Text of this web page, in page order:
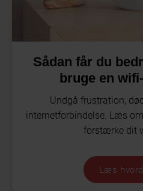
Sådan får du
bruge en
Undgå frustration,
internetforbindelse. Læs
forstærke dit
Læs